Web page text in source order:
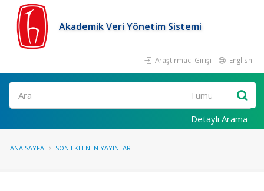
Akademik Veri Yönetim Sistemi
Araştırmacı Girişi English
Ara
Detaylı Arama
ANA SAYFA SON EKLENEN YAYINLAR